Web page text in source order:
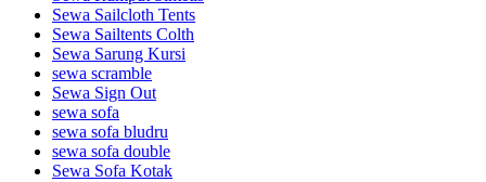
Sewa Sailcloth Tents
Sewa Sailtents Colth
Sewa Sarung Kursi
sewa scramble
Sewa Sign Out
sewa sofa
sewa sofa bludru
sewa sofa double
Sewa Sofa Kotak